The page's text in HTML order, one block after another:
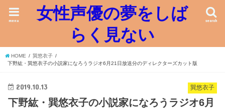
女性声優の夢をしば
らく見ない
search
menu
HOME
巽悠衣子
下野紘・巽悠衣子の小説家になろうラジオ6月21日放送分のディレクターズカット版
巽悠衣子
2019.10.13
下野紘・巽悠衣子の小説家になろうラジオ6月